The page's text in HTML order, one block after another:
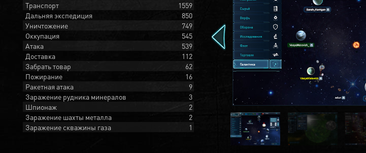
Транспорт
1559
Дальняя экспедиция
850
Уничтожение
749
Оккупация
545
Атака
539
Доставка
112
Забрать товар
62
Пожирание
16
Ракетная атака
9
Заражение рудника минералов
3
Шпионаж
2
Заражение шахты металла
2
Заражение скважины газа
1